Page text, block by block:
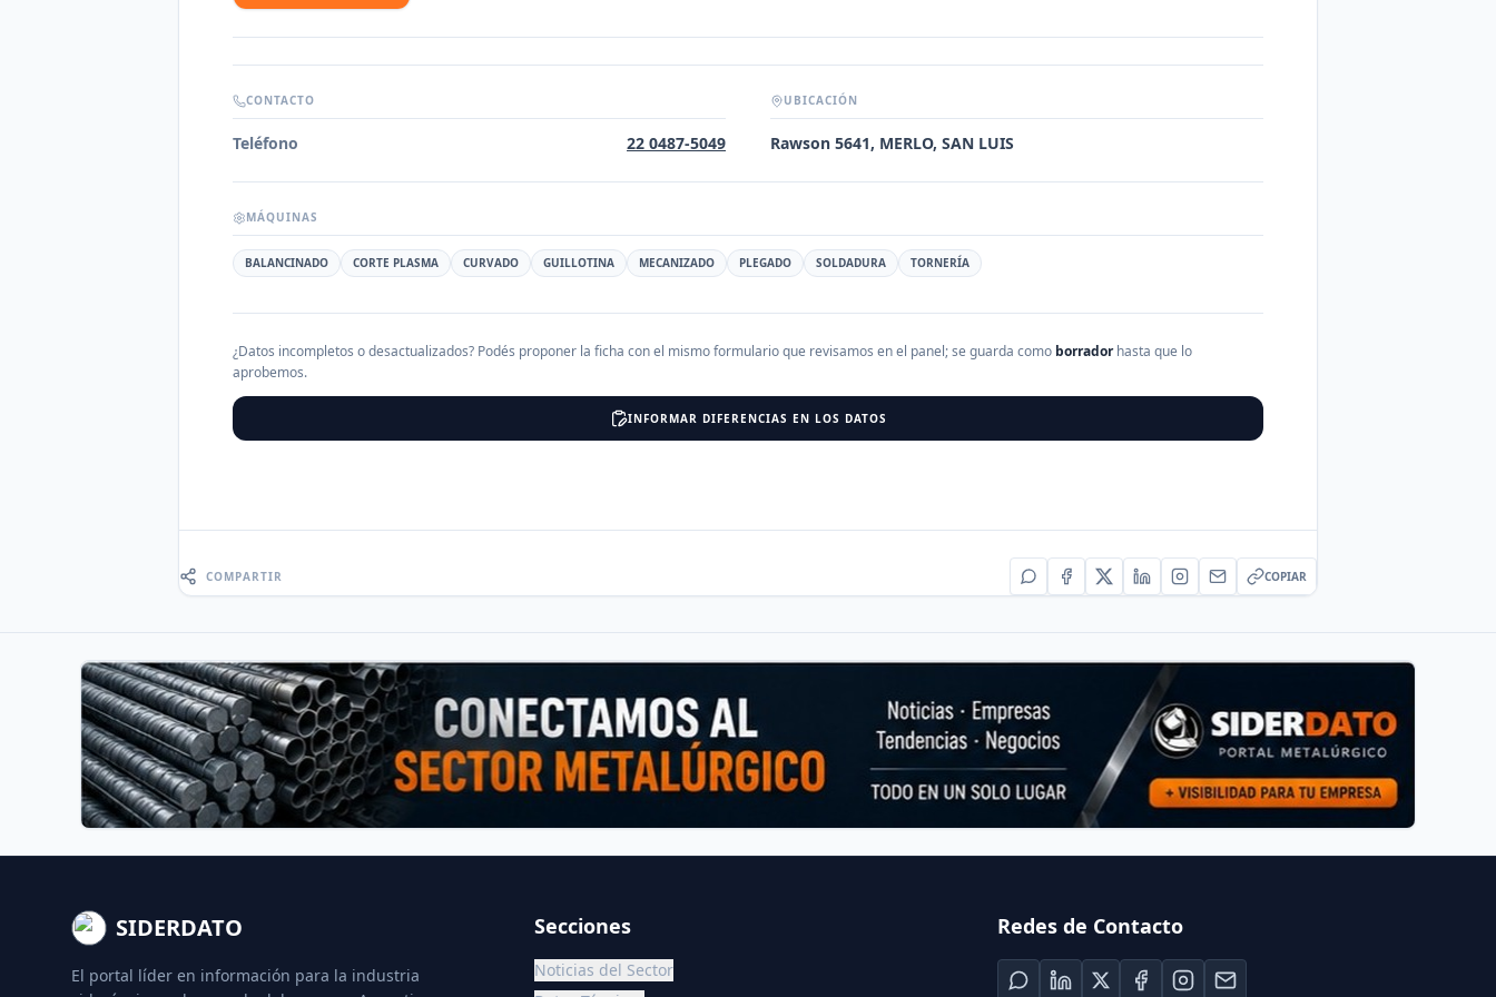
CONTACTO
Teléfono 22 0487-5049
UBICACIÓN
Rawson 5641, MERLO, SAN LUIS
MÁQUINAS
BALANCINADO CORTE PLASMA CURVADO GUILLOTINA MECANIZADO PLEGADO SOLDADURA TORNERÍA
¿Datos incompletos o desactualizados? Podés proponer la ficha con el mismo formulario que revisamos en el panel; se guarda como borradorhasta que lo
aprobemos.
INFORMAR DIFERENCIAS EN LOS DATOS
COMPARTIR COPIAR
SIDERDATO
El portal líder en información para la industria
Secciones
Noticias del Sector
Redes de Contacto